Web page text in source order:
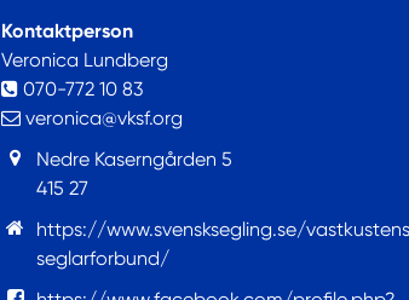
Kontaktperson
Veronica Lundberg
070-772 10 83
veronica@vksf.org
Nedre Kaserngården 5
415 27
https://www.svensksegling.se/
seglarforbund/